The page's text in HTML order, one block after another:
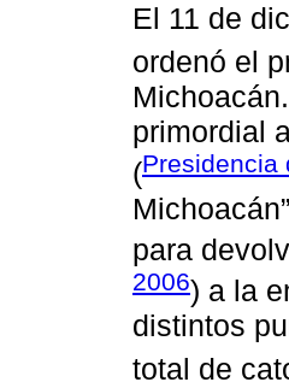
El 11 de
ordenó el
primordial
(Presidencia
para
2006) a la
distintos
total de